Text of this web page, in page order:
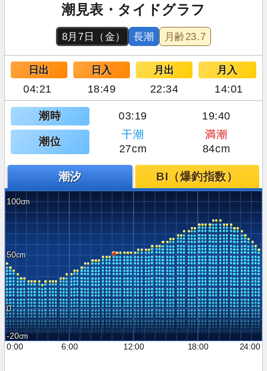
潮見表・タイドグラフ
8月7日（金） 長潮 月齢23.7
日出 日入 月出 月入
04:21 18:49 22:34 14:01
潮時 03:19 19:40
潮位
干潮
満潮
27cm
84cm
潮汐 BI（爆釣指数）
100
50
0
-20
0:00
6:00 12:00 18:00 24:00